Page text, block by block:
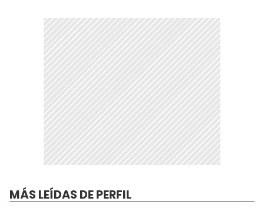
MÁS LEÍDAS DE PERFIL